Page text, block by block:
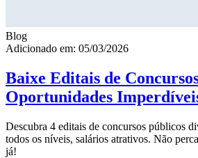
Blog
Adicionado em: 05/03/2026
Baixe Editais de
Oportunidades
Descubra 4 editais de concursos públicos
todos os níveis, salários atrativos. Não
já!